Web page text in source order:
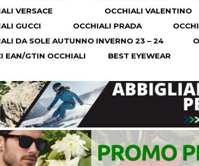
VERSACE
OCCHIALI VALENTINO
GUCCI
OCCHIALI PRADA
DA SOLE AUTUNNO INVERNO 23 – 24
EAN/GTIN OCCHIALI
BEST EYEWEAR